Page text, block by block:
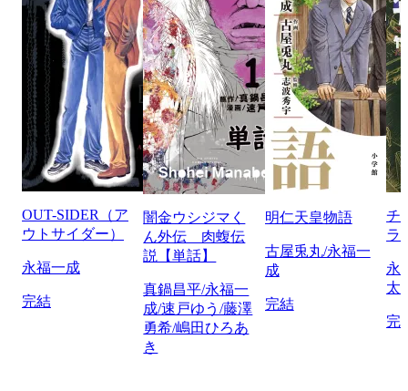
OUT-SIDER（ア
ウトサイダー）
永福一成
完結
闇金ウシジマく
ん外伝 肉蝮伝
説【単話】
真鍋昌平/永福一
成/速戸ゆう/藤澤
勇希/嶋田ひろあ
き
明仁天皇物語
古屋兎丸/永福一
成
完結
チ
ラ
永
太
完